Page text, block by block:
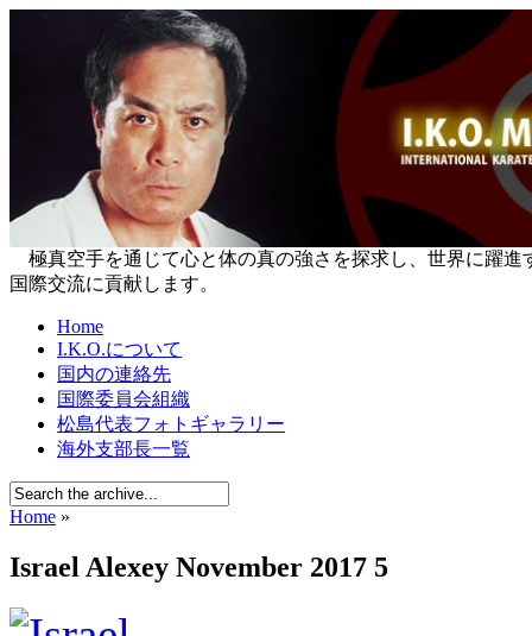
極真空手を通じて心と体の真の強さを探求し、世界に躍
国際交流に貢献します。
Home
I.K.O.について
国内の連絡先
国際委員会組織
松島代表フォトギャラリー
海外支部長一覧
Home »
Israel Alexey November 2017 5